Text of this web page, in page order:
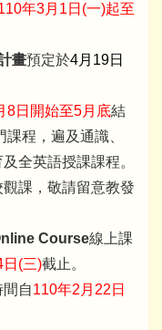
年3月1日(一)起至
畫預定於4月19日
8日開始至5月底結
程，遍及通識、
全英語授課課程。
課，敬請留意教發
Course線上課
日(三)截止。
間自110年2月22日